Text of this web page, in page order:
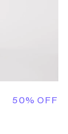
50% OFF